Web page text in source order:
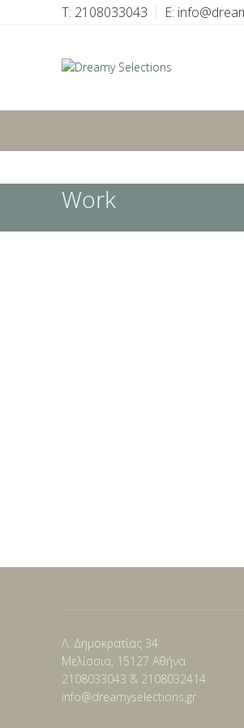
T: 2108033043 E:
Work
Λ. Δημοκρατίας 34
Μελίσσια, 15127 Αθήνα
2108033043 & 2108032414
info@dreamyselections.gr
Start typing to see products you are looking